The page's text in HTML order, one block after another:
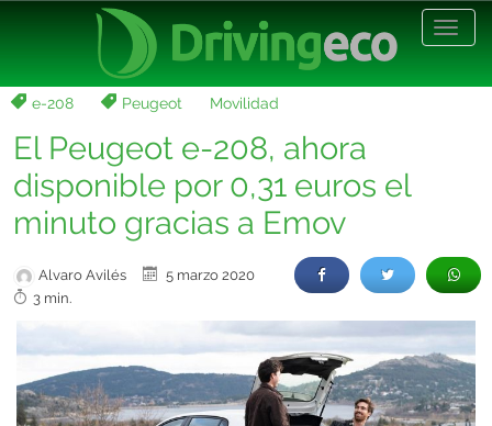
e-208 Peugeot Movilidad
El Peugeot e-208, ahora
disponible por 0,31 euros el
minuto gracias a Emov
Alvaro Avilés
5 marzo 2020
3 min.